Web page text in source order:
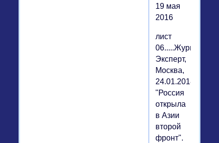
19 мая
2016
лист
06.....Журнал
Эксперт,
Москва,
24.01.2018,
"Россия
открыла
в Азии
второй
фронт".